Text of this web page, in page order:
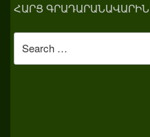
ՀԱՐՑ ԳՐԱԴԱՐԱՆԱՎԱՐԻՆ
for: